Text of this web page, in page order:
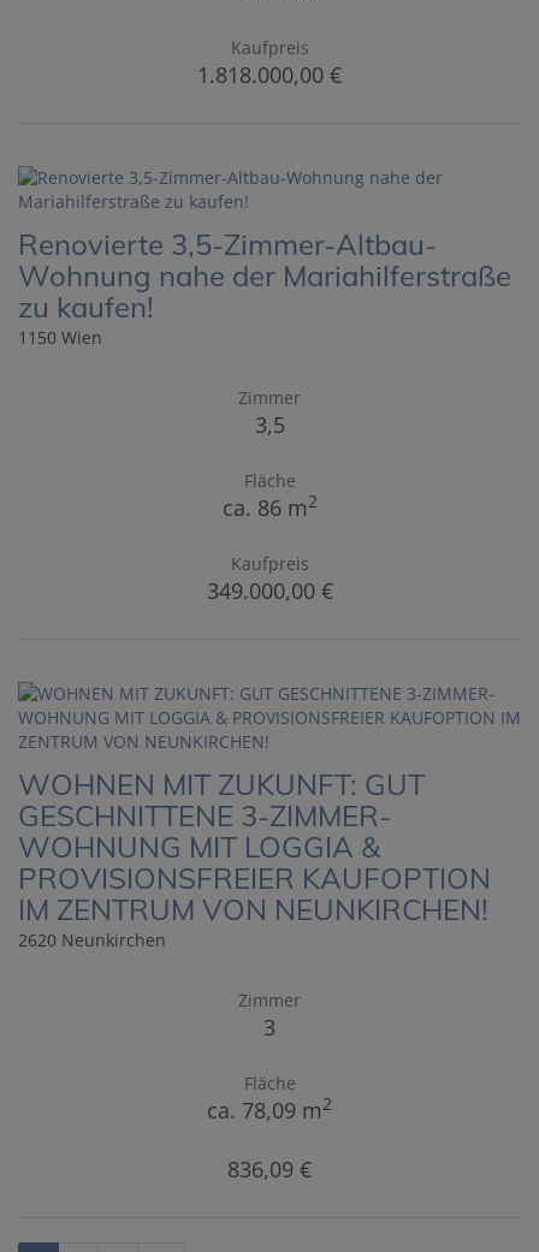
Kaufpreis
1.818.000,00 €
Renovierte 3,5-Zimmer-Altbau-
Wohnung nahe der Mariahilferstraße
zu kaufen!
1150 Wien
Zimmer
3,5
Fläche
ca. 86 m2
Kaufpreis
349.000,00 €
WOHNEN MIT ZUKUNFT: GUT
GESCHNITTENE 3-ZIMMER-
WOHNUNG MIT LOGGIA &
PROVISIONSFREIER KAUFOPTION
IM ZENTRUM VON NEUNKIRCHEN!
2620 Neunkirchen
Zimmer
3
Fläche
ca. 78,09 m2
836,09 €